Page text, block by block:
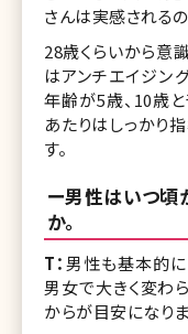
さんは実感される
28歳くらいから意
はアンチエイジン
年齢が5歳、10歳と
あたりはしっかり
す。
ー男性はいつ頃
か。
T：男性も基本的
男女で大きく変わ
からが目安になりま